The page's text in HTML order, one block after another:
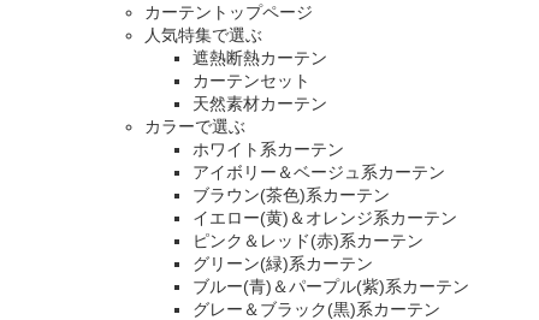
カーテントップページ
人気特集で選ぶ
遮熱断熱カーテン
カーテンセット
天然素材カーテン
カラーで選ぶ
ホワイト系カーテン
アイボリー＆ベージュ系カーテン
ブラウン(茶色)系カーテン
イエロー(黄)＆オレンジ系カーテン
ピンク＆レッド(赤)系カーテン
グリーン(緑)系カーテン
ブルー(青)＆パープル(紫)系カーテン
グレー＆ブラック(黒)系カーテン